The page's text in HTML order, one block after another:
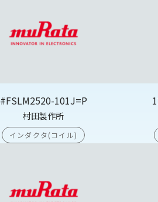
#FSLM2520-101J=P
村田製作所
インダクタ(コイル)